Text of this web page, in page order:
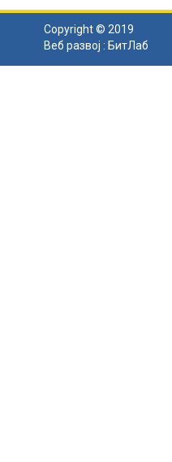
Copyright © 2019
Веб развој : БитЛаб